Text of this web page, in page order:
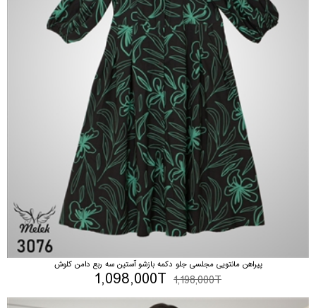
پیراهن مانتویی مجلسی جلو دکمه بازشو آستین سه ربع دامن کلوش
1,198,000T
1,098,000T